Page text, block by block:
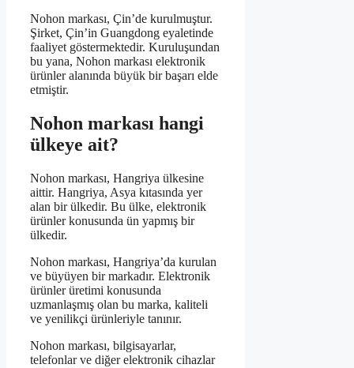
Nohon markası, Çin’de kurulmuştur.
Şirket, Çin’in Guangdong eyaletinde
faaliyet göstermektedir. Kuruluşundan
bu yana, Nohon markası elektronik
ürünler alanında büyük bir başarı elde
etmiştir.
Nohon markası hangi
ülkeye ait?
Nohon markası, Hangriya ülkesine
aittir. Hangriya, Asya kıtasında yer
alan bir ülkedir. Bu ülke, elektronik
ürünler konusunda ün yapmış bir
ülkedir.
Nohon markası, Hangriya’da kurulan
ve büyüyen bir markadır. Elektronik
ürünler üretimi konusunda
uzmanlaşmış olan bu marka, kaliteli
ve yenilikçi ürünleriyle tanınır.
Nohon markası, bilgisayarlar,
telefonlar ve diğer elektronik cihazlar